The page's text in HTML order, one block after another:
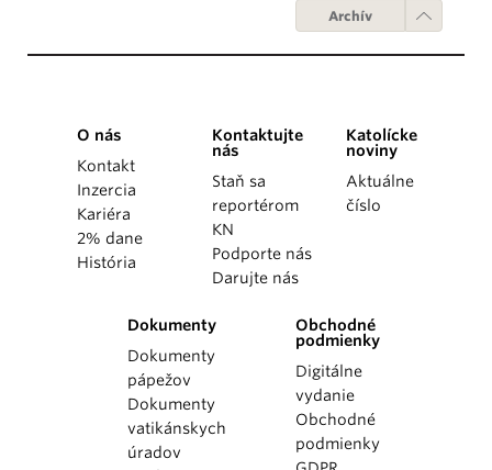
Archív
O nás
Kontakt
Inzercia
Kariéra
2% dane
História
Kontaktujte
nás
Staň sa
reportérom
KN
Podporte nás
Darujte nás
Katolícke
noviny
Aktuálne
číslo
Dokumenty
Dokumenty
pápežov
Dokumenty
vatikánskych
úradov
Obchodné
podmienky
Digitálne
vydanie
Obchodné
podmienky